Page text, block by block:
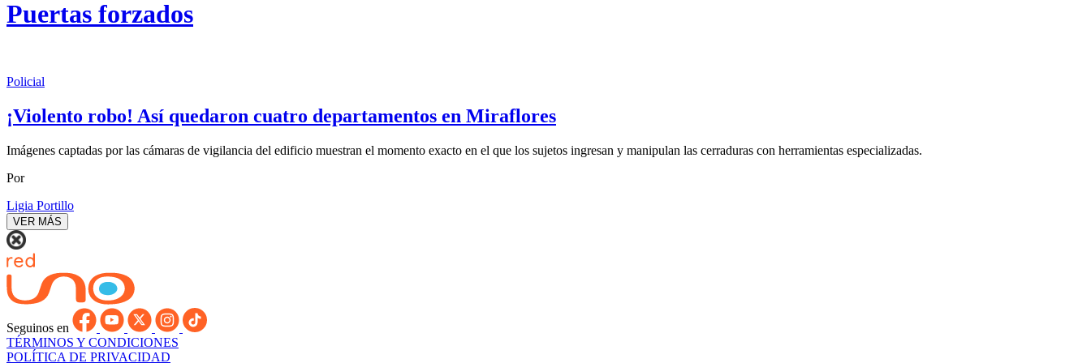
Puertas forzados
Policial
¡Violento robo! Así quedaron cuatro departamentos en Miraflores
Imágenes captadas por las cámaras de vigilancia del edificio muestran el momento exacto en el que los sujetos ingresan y manipulan las cerraduras con herramientas especializadas.
Por
Ligia Portillo
VER MÁS
Seguinos en
TÉRMINOS Y CONDICIONES
POLÍTICA DE PRIVACIDAD